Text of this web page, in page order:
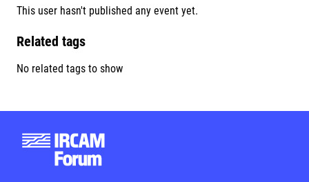
This user hasn't published any event yet.
Related tags
No related tags to show